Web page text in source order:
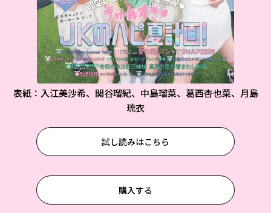
表紙：入江美沙希、関谷瑠紀、中島瑠菜、葛西杏也菜、月島
琉衣
試し読みはこちら
購入する